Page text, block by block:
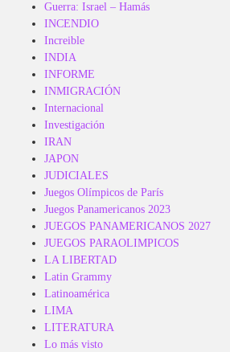
Guerra: Israel – Hamás
INCENDIO
Increible
INDIA
INFORME
INMIGRACIÓN
Internacional
Investigación
IRAN
JAPON
JUDICIALES
Juegos Olímpicos de París
Juegos Panamericanos 2023
JUEGOS PANAMERICANOS 2027
JUEGOS PARAOLIMPICOS
LA LIBERTAD
Latin Grammy
Latinoamérica
LIMA
LITERATURA
Lo más visto